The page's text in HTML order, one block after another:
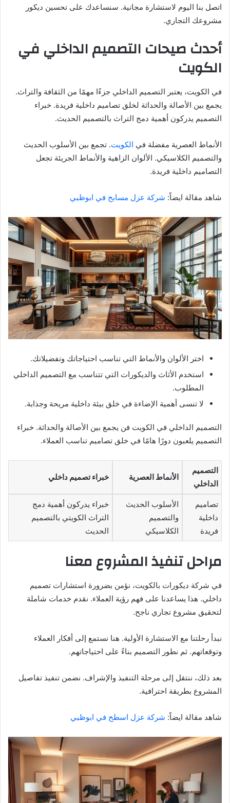
اتصل بنا اليوم لاستشارة مجانية. سنساعدك على تحسين ديكور
مشروعك التجاري.
أحدث صيحات التصميم الداخلي في
الكويت
في الكويت، يعتبر التصميم الداخلي جزءًا مهمًا من الثقافة والتراث.
يجمع بين الأصالة والحداثة لخلق تصاميم داخلية فريدة. خبراء
التصميم يدركون أهمية دمج التراث بالتصميم الحديث.
الأنماط العصرية مفضلة في الكويت. تجمع بين الأسلوب الحديث
والتصميم الكلاسيكي. الألوان الزاهية والأنماط الجريئة تجعل
التصاميم داخلية فريدة.
شاهد مقالة ايضاً: شركة عزل مسابح في ابوظبي
اختر الألوان والأنماط التي تناسب احتياجاتك وتفضيلاتك.
استخدم الأثاث والديكورات التي تتناسب مع التصميم الداخلي
المطلوب.
لا تنسى أهمية الإضاءة في خلق بيئة داخلية مريحة وجذابة.
التصميم الداخلي في الكويت فن يجمع بين الأصالة والحداثة. خبراء
التصميم يلعبون دورًا هامًا في خلق تصاميم تناسب العملاء.
التصميم
الداخلي
الأنماط العصرية خبراء تصميم داخلي
تصاميم
داخلية
فريدة
الأسلوب الحديث
والتصميم
الكلاسيكي
خبراء يدركون أهمية دمج
التراث الكويتي بالتصميم
الحديث
مراحل تنفيذ المشروع معنا
في شركة ديكورات بالكويت، نؤمن بضرورة استشارات تصميم
داخلي. هذا يساعدنا على فهم رؤية العملاء. نقدم خدمات شاملة
لتحقيق مشروع تجاري ناجح.
نبدأ رحلتنا مع الاستشارة الأولية. هنا نستمع إلى أفكار العملاء
وتوقعاتهم. ثم نطور التصميم بناءً على احتياجاتهم.
بعد ذلك، ننتقل إلى مرحلة التنفيذ والإشراف. نضمن تنفيذ تفاصيل
المشروع بطريقة احترافية.
شاهد مقالة ايضاً: شركة عزل اسطح في ابوظبي